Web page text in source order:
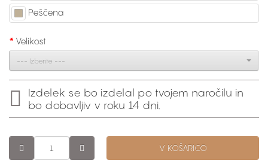
Peščena
Velikost
--- Izberite ---
Izdelek se bo izdelal po tvojem naročilu in
bo dobavljiv v roku 14 dni.
V KOŠARICO